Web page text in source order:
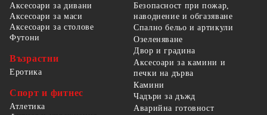
Аксесоари за дивани
Аксесоари за маси
Аксесоари за столове
Футони
Възрастни
Еротика
Спорт и фитнес
Атлетика
Безопасност при пожар,
наводнение и обгазяване
Спално бельо и артикули
Озеленяване
Двор и градина
Аксесоари за камини и
печки на дърва
Камини
Чадъри за дъжд
Аварийна готовност